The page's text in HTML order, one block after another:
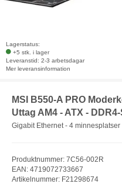
Lagerstatus:
+5 stk. i lager
Leveranstid: 2-3 arbetsdagar
Mer leveransinformation
MSI B550-A PRO
Uttag AM4 - ATX -
Gigabit Ethernet - 4 minnesplatser
Produktnummer: 7C56-002R
EAN: 4719072733667
Artikelnummer: F21298674